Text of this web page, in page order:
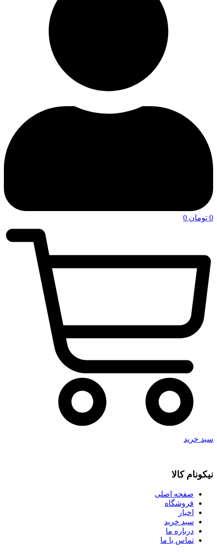
0 تومان 0
سبد خرید
نیکونام کالا
صفحه اصلی
فروشگاه
اخبار
سبد خرید
درباره ما
تماس با ما